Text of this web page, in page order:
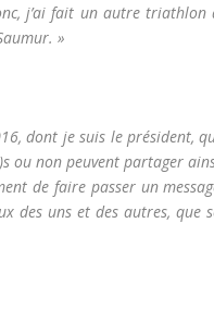
j’ai fait un autre triathlon
»
dont je suis le président,
ou non peuvent partager
de faire passer un
des uns et des autres, que